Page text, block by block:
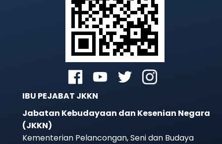
IBU PEJABAT JKKN
Jabatan Kebudayaan dan Kesenian Negara
(JKKN)
Kementerian Pelancongan, Seni dan Budaya